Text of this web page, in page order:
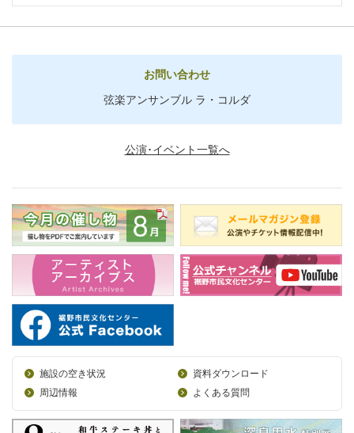
お問い合わせ
弦楽アンサンブル ラ・コルダ
公演･イベント一覧へ
施設の空き状況
資料ダウンロード
周辺情報
よくある質問